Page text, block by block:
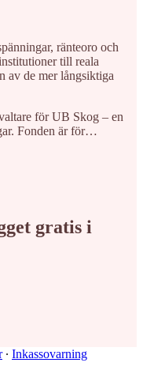
ränteoro och
till reala
av de mer långsiktiga
för UB Skog – en
Fonden är för…
gratis i
∙ Inkassovarning